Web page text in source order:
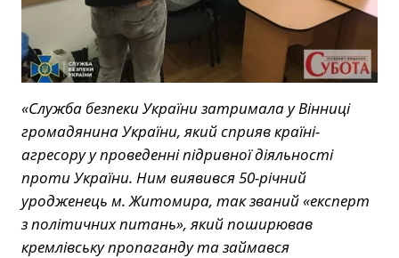
«Служба безпеки України затримала у Вінниці
громадянина України, який сприяв країні-
агресору у проведенні підривної діяльності
проти України. Ним виявився 50-річний
уродженець м. Житомира, так званий «експерт
з політичних питань», який поширював
кремлівську пропаганду та займався